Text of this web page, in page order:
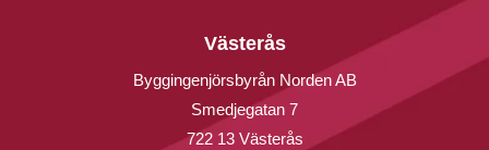
Västerås
Byggingenjörsbyrån Norden AB
Smedjegatan 7
722 13 Västerås